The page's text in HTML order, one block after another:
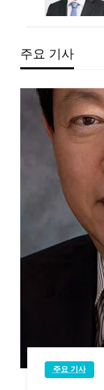
주요 기사
주요 기사